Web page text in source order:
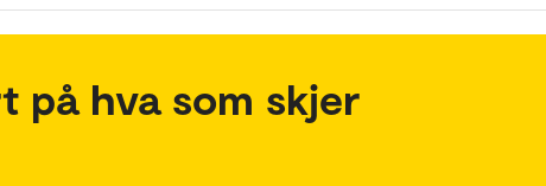
på hva som skjer